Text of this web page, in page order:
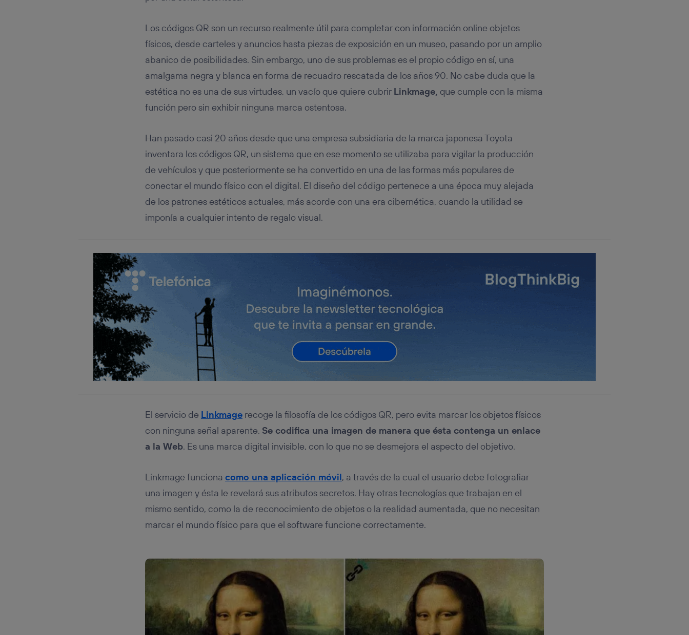
Los códigos QR son un recurso realmente útil para completar con información online objetos
físicos, desde carteles y anuncios hasta piezas de exposición en un museo, pasando por un amplio
abanico de posibilidades. Sin embargo, uno de sus problemas es el propio código en sí, una
amalgama negra y blanca en forma de recuadro rescatada de los años 90. No cabe duda que la
estética no es una de sus virtudes, un vacío que quiere cubrir Linkmage, que cumple con la misma
función pero sin exhibir ninguna marca ostentosa.
Han pasado casi 20 años desde que una empresa subsidiaria de la marca japonesa Toyota
inventara los códigos QR, un sistema que en ese momento se utilizaba para vigilar la producción
de vehículos y que posteriormente se ha convertido en una de las formas más populares de
conectar el mundo físico con el digital. El diseño del código pertenece a una época muy alejada
de los patrones estéticos actuales, más acorde con una era cibernética, cuando la utilidad se
imponía a cualquier intento de regalo visual.
El servicio de Linkmagerecoge la filosofía de los códigos QR, pero evita marcar los objetos físicos
con ninguna señal aparente. Se codifica una imagen de manera que ésta contenga un enlace
a la Web. Es una marca digital invisible, con lo que no se desmejora el aspecto del objetivo.
Linkmage funciona como una aplicación móvil, a través de la cual el usuario debe fotografiar
una imagen y ésta le revelará sus atributos secretos. Hay otras tecnologías que trabajan en el
mismo sentido, como la de reconocimiento de objetos o la realidad aumentada, que no necesitan
marcar el mundo físico para que el software funcione correctamente.
conexión de banda ancha
(p. ej., Wi-Fi), el marketing o análisis se
realizará en función de las actividades de navegación de los miembros del hogar que
hayan dado su consentimiento.
, el marketing será más personalizado, ya que se basará
únicamente en la navegación del usuario del móvil.
Puedes gestionar los consentimientos Utiq seleccionando “Administrar Utiq” en la parte
inferior de esta página web o visitando el
Para más información, consulta la política de privacidad de Utiq